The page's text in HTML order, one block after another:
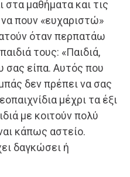
στα μαθήματα και τις
πουν «ευχαριστώ»
όταν περπατάω
τους: «Παιδιά,
σας είπα. Αυτός που
δεν πρέπει να σας
μέχρι τα έξι
με κοιτούν πολύ
κάπως αστείο.
δαγκώσει ή